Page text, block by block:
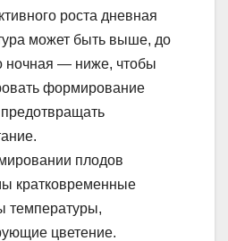
роста дневная
может быть выше, до
ночная — ниже, чтобы
формирование
плодов
кратковременные
температуры,
цветение.